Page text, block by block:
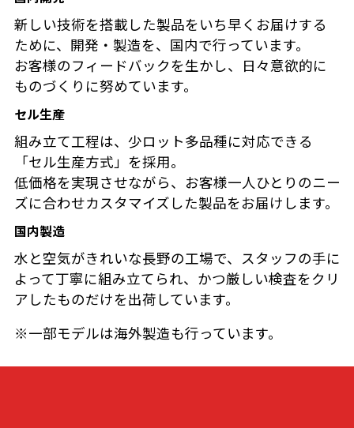
新しい技術を搭載した製品をいち早くお届けする
ために、開発・製造を、国内で行っています。
お客様のフィードバックを生かし、日々意欲的に
ものづくりに努めています。
セル生産
組み立て工程は、少ロット多品種に対応できる
「セル生産方式」を採用。
低価格を実現させながら、お客様一人ひとりのニー
ズに合わせカスタマイズした製品をお届けします。
国内製造
水と空気がきれいな長野の工場で、スタッフの手に
よって丁寧に組み立てられ、かつ厳しい検査をクリ
アしたものだけを出荷しています。
※一部モデルは海外製造も行っています。